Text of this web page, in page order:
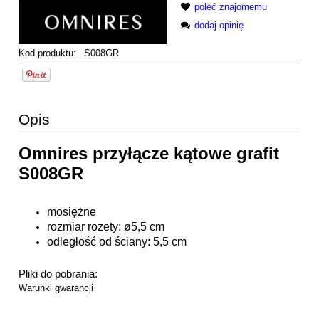
Kod produktu: S008GR
poleć znajomemu
dodaj opinię
Opis
Omnires przyłącze kątowe grafit
S008GR
mosiężne
rozmiar rozety: ø5,5 cm
odległość od ściany: 5,5 cm
Pliki do pobrania:
Warunki gwarancji